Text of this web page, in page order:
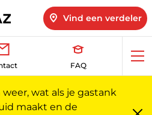
Vind een verdeler
FAQ
wat als je gastank
maakt en de